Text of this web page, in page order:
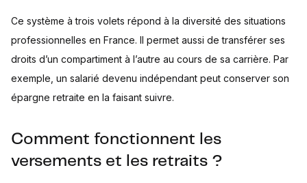
Ce système à trois volets répond à la diversité des situations
professionnelles en France. Il permet aussi de transférer ses
droits d’un compartiment à l’autre au cours de sa carrière. Par
exemple, un salarié devenu indépendant peut conserver son
épargne retraite en la faisant suivre.
Comment fonctionnent les
versements et les retraits ?